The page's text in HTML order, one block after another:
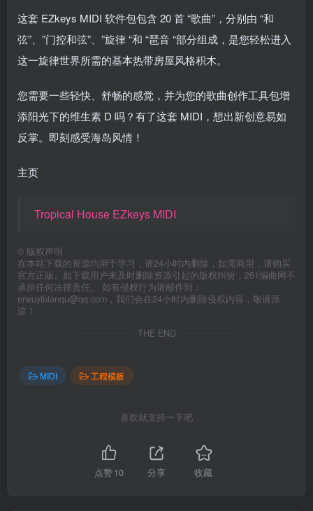
这套 EZkeys MIDI 软件包包含 20 首 “歌曲”，分别由 “和
弦”、”门控和弦”、”旋律 “和 “琶音 “部分组成，是您轻松进入
这一旋律世界所需的基本热带房屋风格积木。
您需要一些轻快、舒畅的感觉，并为您的歌曲创作工具包增
添阳光下的维生素 D 吗？有了这套 MIDI，想出新创意易如
反掌。即刻感受海岛风情！
主页
Tropical House EZkeys MIDI
© 版权声明
在本站下载的资源均用于学习，请24小时内删除，如需商用，请购买
官方正版。如下载用户未及时删除资源引起的版权纠纷，251编曲网不
承担任何法律责任。 如有侵权行为请邮件到：
erwuyibianqu@qq.com，我们会在24小时内删除侵权内容，敬请原
谅！
THE END
MIDI 工程模板
喜欢就支持一下吧
点赞10 分享 收藏